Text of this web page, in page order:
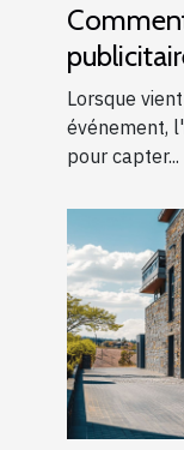
vos
Lorsque
événement,
pour capter...